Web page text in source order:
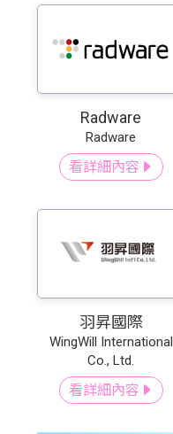
Radware
Radware
看詳細內容
羽昇國際
WingWill International
Co., Ltd.
看詳細內容